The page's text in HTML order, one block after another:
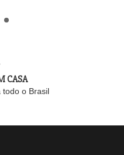
CASA
todo o Brasil